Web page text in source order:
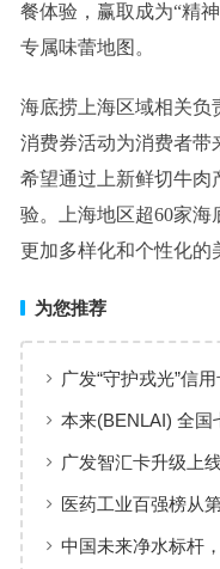
餐体验，赢取成为“精
专属味蕾地图。
海底捞上海区域相关负
消费券活动为消费者带
希望通过上新鲜切牛肉
验。上海地区超60家
更加多样化和个性化的
为您推荐
广发“守护戎光”信
本来(BENLAI) 全国
品牌体验
广发智汇卡升级上
线
医药工业百强榜从
增长”样本
中国未来净水标杆